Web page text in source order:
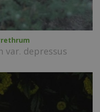
var. depressus